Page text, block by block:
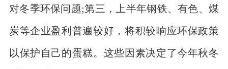
对冬季环保问题;第三，上半年钢铁、有色、煤
炭等企业盈利普遍较好，将积较响应环保政策
以保护自己的蛋糕。这些因素决定了今年秋冬